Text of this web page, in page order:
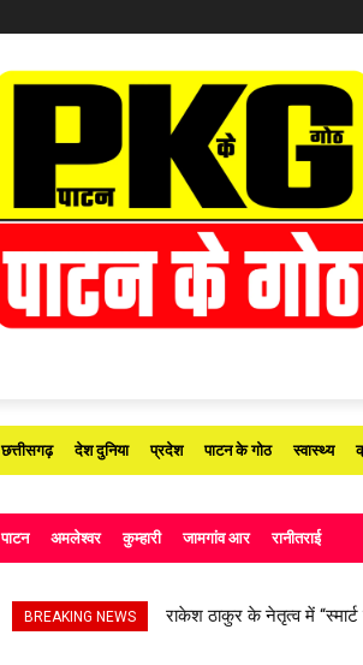
छत्तीसगढ़ देश दुनिया प्रदेश पाटन के गोठ स्वास्थ्य
पाटन अमलेश्वर कुम्हारी जामगांव आर रानीतराई
BREAKING NEWS राकेश ठाकुर के नेतृत्व में “स्मार्ट
सड़क हादसे के बाद उपचाररत